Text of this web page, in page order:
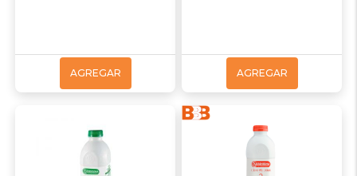
AGREGAR AGREGAR